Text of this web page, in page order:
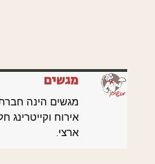
מגשים
מגשים הינה
אירוח
ארצי.